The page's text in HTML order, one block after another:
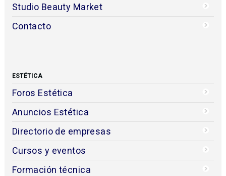
Studio Beauty Market
Contacto
ESTÉTICA
Foros Estética
Anuncios Estética
Directorio de empresas
Cursos y eventos
Formación técnica